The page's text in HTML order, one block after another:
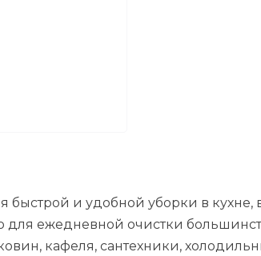
быстрой и удобной уборки в кухне,
для ежедневной очистки
кафеля, сантехники,